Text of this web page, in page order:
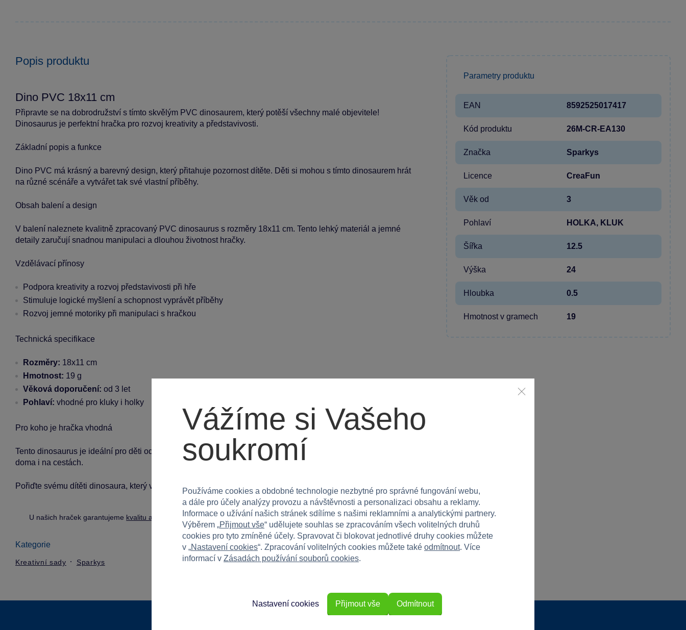
Popis produktu
Dino PVC 18x11 cm
Připravte se na dobrodružství s tímto skvělým PVC dinosaurem, který potěší všechny malé objevitele!
Dinosaurus je perfektní hračka pro rozvoj kreativity a představivosti.
Základní popis a funkce
Dino PVC má krásný a barevný design, který přitahuje pozornost dítěte. Děti si mohou s tímto dinosaurem hrát
na různé scénáře a vytvářet tak své vlastní příběhy.
Obsah balení a design
V balení naleznete kvalitně zpracovaný PVC dinosaurus s rozměry 18x11 cm. Tento lehký materiál a jemné
detaily zaručují snadnou manipulaci a dlouhou životnost hračky.
Vzdělávací přínosy
Podpora kreativity a rozvoj představivosti při hře
Stimuluje logické myšlení a schopnost vyprávět příběhy
Rozvoj jemné motoriky při manipulaci s hračkou
Technická specifikace
Rozměry: 18x11 cm
Hmotnost: 19 g
Věková doporučení: od 3 let
Pohlaví: vhodné pro kluky i holky
Pro koho je hračka vhodná
Tento dinosaurus je ideální pro děti od 3 let a je skvělou volbou jak pro kluky, tak pro holky. Perfektní k hračení
doma i na cestách.
Pořiďte svému dítěti dinosaura, který vzbudí jejich kreativitu a přinese hodiny zábavy!
U našich hraček garantujeme kvalitu a bezpečnost.
Kategorie
Kreativní sady Sparkys
Parametry produktu
EAN 8592525017417
Kód produktu 26M-CR-EA130
Značka Sparkys
Licence CreaFun
Věk od 3
Pohlaví HOLKA, KLUK
Šířka 12.5
Výška 24
Hloubka 0.5
Hmotnost v gramech 19
Vážíme si Vašeho
soukromí
Používáme cookies a obdobné technologie nezbytné pro správné fungování webu,
a dále pro účely analýzy provozu a návštěvnosti a personalizaci obsahu a reklamy.
Informace o užívání našich stránek sdílíme s našimi reklamními a analytickými partnery.
Výběrem „Přijmout vše“ udělujete souhlas se zpracováním všech volitelných druhů
cookies pro tyto zmíněné účely. Spravovat či blokovat jednotlivé druhy cookies můžete
v „Nastavení cookies“. Zpracování volitelných cookies můžete také odmítnout. Více
informací v Zásadách používání souborů cookies.
Odmítnout
Nastavení cookies Přijmout vše